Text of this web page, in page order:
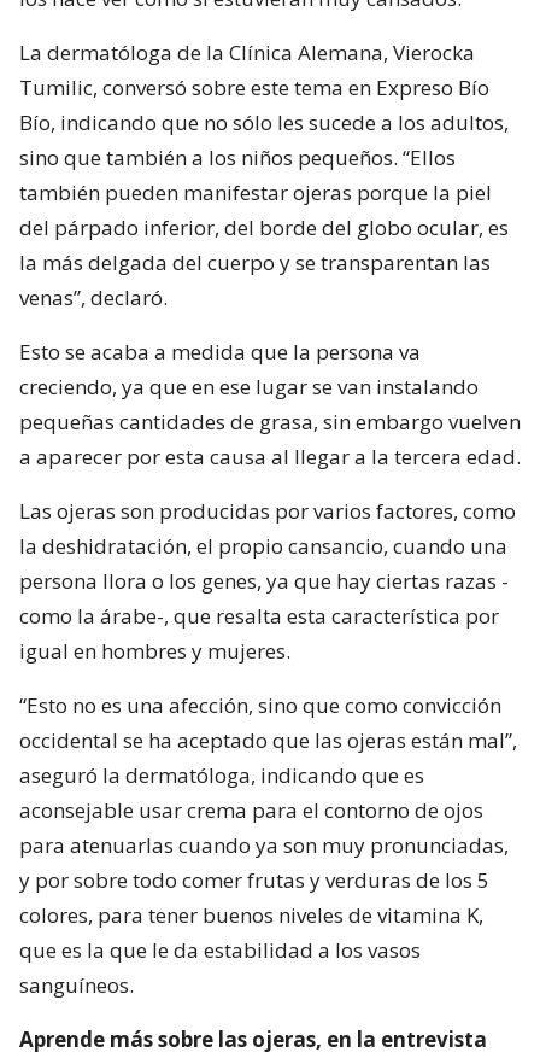
La dermatóloga de la Clínica Alemana, Vierocka
Tumilic, conversó sobre este tema en Expreso Bío
Bío, indicando que no sólo les sucede a los adultos,
sino que también a los niños pequeños. “Ellos
también pueden manifestar ojeras porque la piel
del párpado inferior, del borde del globo ocular, es
la más delgada del cuerpo y se transparentan las
venas”, declaró.
Esto se acaba a medida que la persona va
creciendo, ya que en ese lugar se van instalando
pequeñas cantidades de grasa, sin embargo vuelven
a aparecer por esta causa al llegar a la tercera edad.
Las ojeras son producidas por varios factores, como
la deshidratación, el propio cansancio, cuando una
persona llora o los genes, ya que hay ciertas razas -
como la árabe-, que resalta esta característica por
igual en hombres y mujeres.
“Esto no es una afección, sino que como convicción
occidental se ha aceptado que las ojeras están mal”,
aseguró la dermatóloga, indicando que es
aconsejable usar crema para el contorno de ojos
para atenuarlas cuando ya son muy pronunciadas,
y por sobre todo comer frutas y verduras de los 5
colores, para tener buenos niveles de vitamina K,
que es la que le da estabilidad a los vasos
sanguíneos.
Aprende más sobre las ojeras, en la entrevista